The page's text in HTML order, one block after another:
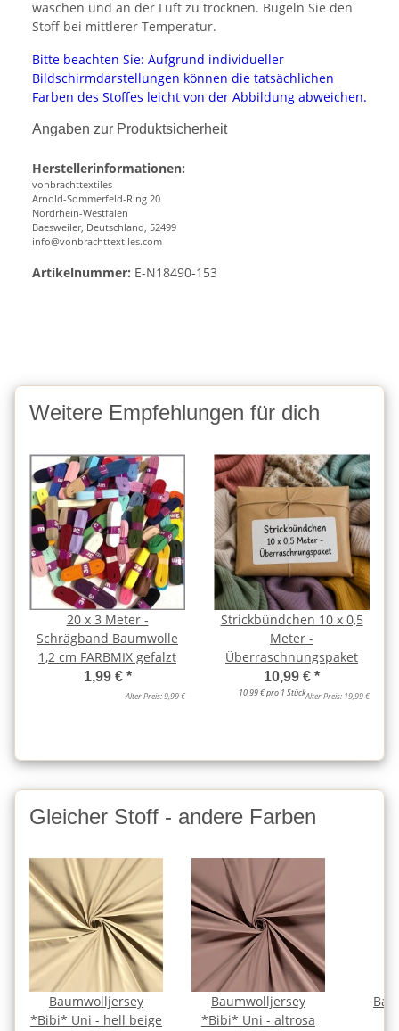
waschen und an der Luft zu trocknen. Bügeln Sie den
Stoff bei mittlerer Temperatur.
Bitte beachten Sie: Aufgrund individueller
Bildschirmdarstellungen können die tatsächlichen
Farben des Stoffes leicht von der Abbildung abweichen.
Angaben zur Produktsicherheit
Herstellerinformationen:
vonbrachttextiles
Arnold-Sommerfeld-Ring 20
Nordrhein-Westfalen
Baesweiler, Deutschland, 52499
info@vonbrachttextiles.com
Artikelnummer: E-N18490-153
Weitere Empfehlungen für dich
20 x 3 Meter -
Schrägband Baumwolle
1,2 cm FARBMIX gefalzt
1,99 € *
Alter Preis:9,99 €
Strickbündchen 10 x 0,5
Meter -
Überraschnungspaket
10,99 € *
10,99 € pro 1 StückAlter Preis:19,99 €
Gleicher Stoff - andere Farben
Baumwolljersey
*Bibi* Uni - hell beige
Baumwolljersey
*Bibi* Uni - altrosa